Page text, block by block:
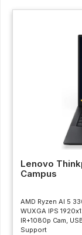
Lenovo
Campus
AMD Ryzen AI 5
WUXGA IPS
IR+1080p Cam,
Support